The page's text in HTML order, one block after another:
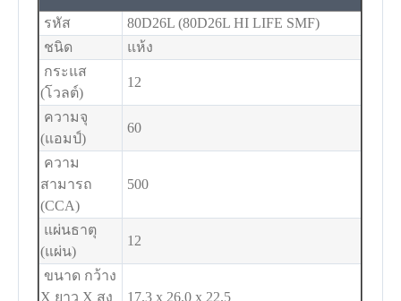
รหัส
80D26L (80D26L HI LIFE SMF)
ชนิด
แห้ง
กระแส
(โวลต์)
12
ความจุ
(แอมป์)
60
ความ
สามารถ
(CCA)
500
แผ่นธาตุ
(แผ่น)
12
ขนาด กว้าง
X ยาว X สูง
17.3 x 26.0 x 22.5